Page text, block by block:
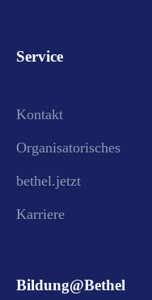
Service
Kontakt
Organisatorisches
bethel.jetzt
Karriere
Bildung@Bethel